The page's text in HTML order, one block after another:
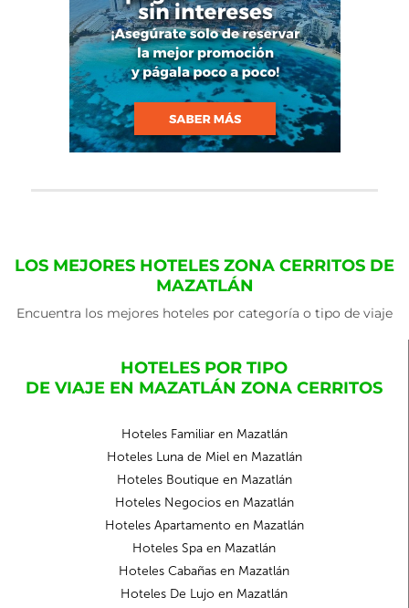
LOS MEJORES HOTELES ZONA CERRITOS DE
MAZATLÁN
Encuentra los mejores hoteles por categoría o tipo de viaje
HOTELES POR TIPO
DE VIAJE EN MAZATLÁN ZONA CERRITOS
Hoteles Familiar en Mazatlán
Hoteles Luna de Miel en Mazatlán
Hoteles Boutique en Mazatlán
Hoteles Negocios en Mazatlán
Hoteles Apartamento en Mazatlán
Hoteles Spa en Mazatlán
Hoteles Cabañas en Mazatlán
Hoteles De Lujo en Mazatlán